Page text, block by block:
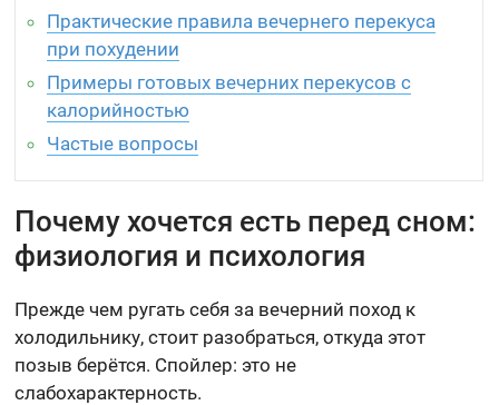
Практические правила вечернего перекуса
при похудении
Примеры готовых вечерних перекусов с
калорийностью
Частые вопросы
Почему хочется есть перед сном:
физиология и психология
Прежде чем ругать себя за вечерний поход к
холодильнику, стоит разобраться, откуда этот
позыв берётся. Спойлер: это не
слабохарактерность.